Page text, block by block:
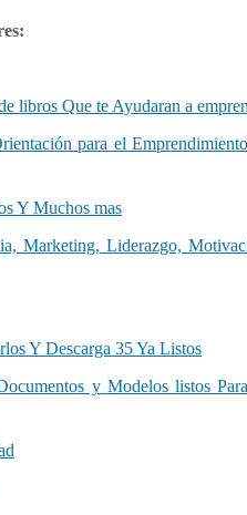
libros Que te Ayudaran a
para el
Y Muchos mas
Marketing, Liderazgo,
Y Descarga 35 Ya Listos
y Modelos listos